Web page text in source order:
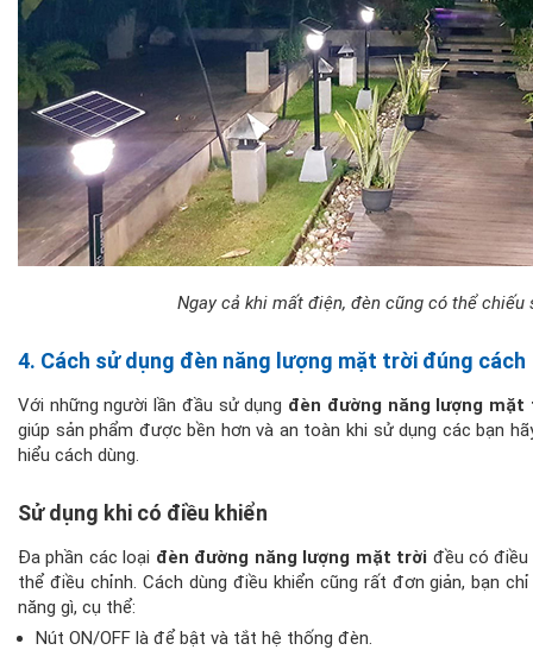
Ngay cả khi mất điện, đèn cũng có thể chiếu
4. Cách sử dụng đèn năng lượng mặt trời đúng cách
Với những người lần đầu sử dụng đèn đường năng lượng
giúp sản phẩm được bền hơn và an toàn khi sử dụng các bạn
hiểu cách dùng.
Sử dụng khi có điều khiển
Đa phần các loại đèn đường năng lượng mặt trời đều có
thể điều chỉnh. Cách dùng điều khiển cũng rất đơn giản, bạn
năng gì, cụ thể:
Nút ON/OFF là để bật và tắt hệ thống đèn.